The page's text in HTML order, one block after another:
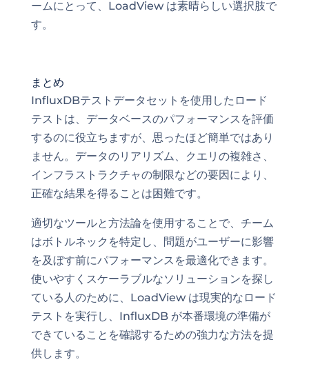
ームにとって、LoadView は素晴らしい選択肢で
す。
まとめ
InfluxDBテストデータセットを使用したロード
テストは、データベースのパフォーマンスを評価
するのに役立ちますが、思ったほど簡単ではあり
ません。データのリアリズム、クエリの複雑さ、
インフラストラクチャの制限などの要因により、
正確な結果を得ることは困難です。
適切なツールと方法論を使用することで、チーム
はボトルネックを特定し、問題がユーザーに影響
を及ぼす前にパフォーマンスを最適化できます。
使いやすくスケーラブルなソリューションを探し
ている人のために、LoadView は現実的なロード
テストを実行し、InfluxDB が本番環境の準備が
できていることを確認するための強力な方法を提
供します。